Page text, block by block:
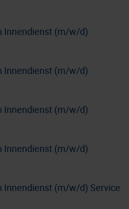
Innendienst (m/w/d)
Innendienst (m/w/d)
Innendienst (m/w/d)
Innendienst (m/w/d)
Innendienst (m/w/d) Service